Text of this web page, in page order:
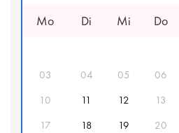
Mo Di Mi Do
03
04 05 06
10
11 12 13
17
18 19 20